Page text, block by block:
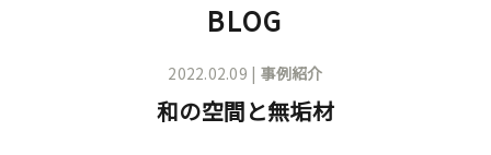
BLOG
2022.02.09 | 事例紹介
和の空間と無垢材